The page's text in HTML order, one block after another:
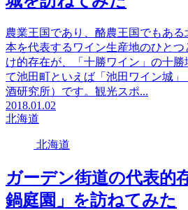
農業王国であり、酪農王国でもある
本を代表するワイン生産地のひと
け的存在が、「十勝ワイン」の十
て池田町といえば「池田ワイン城
酒研究所）です。観光スポ...
2018.01.02
北海道
北海道
ガーデン街道の代表的
鍋庭園」を訪ねてみた